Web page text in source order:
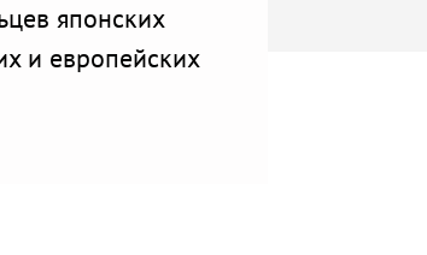
японских
и европейских